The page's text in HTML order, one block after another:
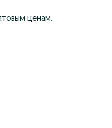
ценам.